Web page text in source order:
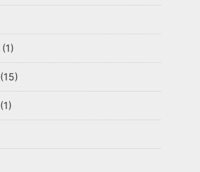
(1)
(15)
(1)